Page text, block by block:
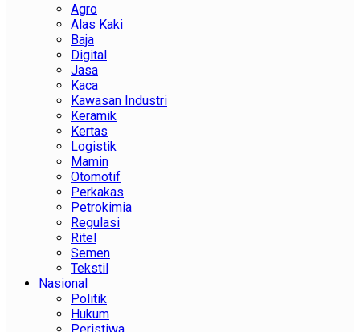
Agro
Alas Kaki
Baja
Digital
Jasa
Kaca
Kawasan Industri
Keramik
Kertas
Logistik
Mamin
Otomotif
Perkakas
Petrokimia
Regulasi
Ritel
Semen
Tekstil
Nasional
Politik
Hukum